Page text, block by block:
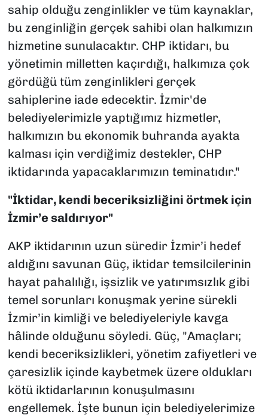
sahip olduğu zenginlikler ve tüm kaynaklar,
bu zenginliğin gerçek sahibi olan halkımızın
hizmetine sunulacaktır. CHP iktidarı, bu
yönetimin milletten kaçırdığı, halkımıza çok
gördüğü tüm zenginlikleri gerçek
sahiplerine iade edecektir. İzmir'de
belediyelerimizle yaptığımız hizmetler,
halkımızın bu ekonomik buhranda ayakta
kalması için verdiğimiz destekler, CHP
iktidarında yapacaklarımızın teminatıdır."
"İktidar, kendi beceriksizliğini örtmek için
İzmir’e saldırıyor"
AKP iktidarının uzun süredir İzmir’i hedef
aldığını savunan Güç, iktidar temsilcilerinin
hayat pahalılığı, işsizlik ve yatırımsızlık gibi
temel sorunları konuşmak yerine sürekli
İzmir’in kimliği ve belediyeleriyle kavga
hâlinde olduğunu söyledi. Güç, "Amaçları;
kendi beceriksizlikleri, yönetim zafiyetleri ve
çaresizlik içinde kaybetmek üzere oldukları
kötü iktidarlarının konuşulmasını
engellemek. İşte bunun için belediyelerimize